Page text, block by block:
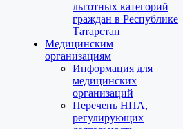
льготных категорий
граждан в Республике
Татарстан
Медицинским
организациям
Информация для
медицинских
организаций
Перечень НПА,
регулирующих